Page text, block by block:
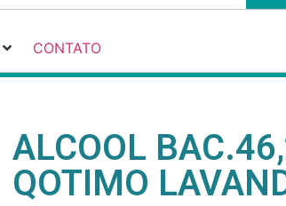
CONTATO
ALCOOL
QOTIMO